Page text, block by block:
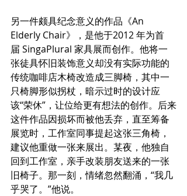
另一件颇具纪念意义的作品《An
Elderly Chair》，是他于2012 年为首
届 SingaPlural 家具展而创作。他将一
张徒具怀旧装饰意义却没有实际功能的
传统咖啡店木椅改造成三脚椅，其中一
只椅脚形似拐杖，暗示过时的设计应
该“荣休”，让位给更有想法的创作。后来
这件作品因损坏而被他丢弃，直至筹备
展览时，工作室同事提起这张三角椅，
建议他重做一张来展出。某夜，他独自
回到工作室，亲手改装朋友送来的一张
旧椅子。那一刻，情绪忽然翻涌，“我几
乎哭了。”他说。